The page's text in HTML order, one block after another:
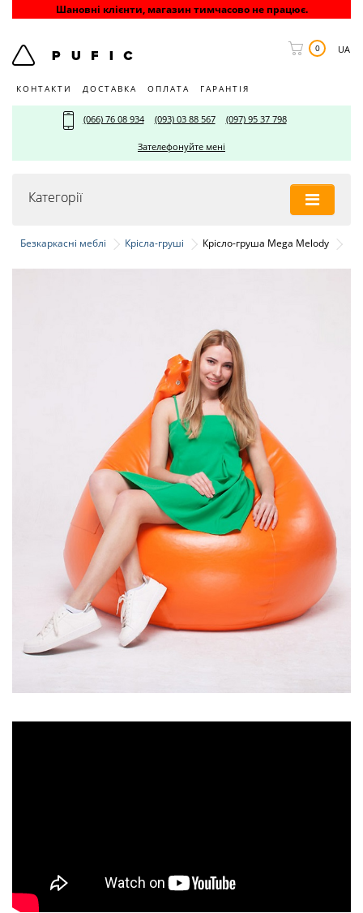
Шановні клієнти, магазин тимчасово не працює.
UA
0
КОНТАКТИ ДОСТАВКА ОПЛАТА ГАРАНТІЯ
(066) 76 08 934 (093) 03 88 567 (097) 95 37 798
Зателефонуйте мені
Категорії
Безкаркасні меблі Крісла-груші Крісло-груша Mega Melody